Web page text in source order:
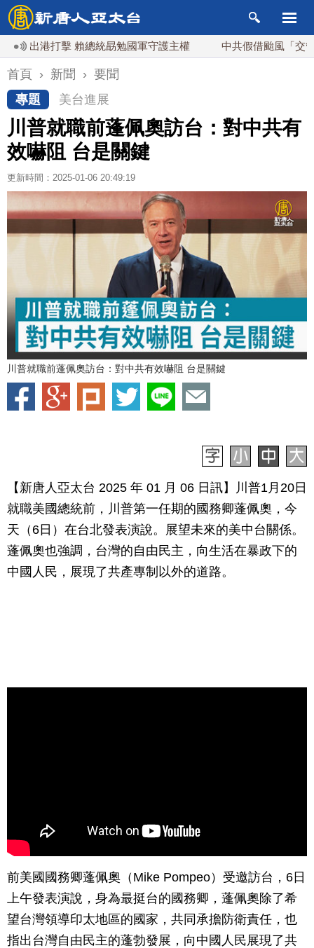
港打擊 賴總統勗勉國軍守護主權 中共假借颱風「交管」台
首頁 › 新聞 › 要聞
專題
美台進展
川普就職前蓬佩奧訪台：對中共有
效嚇阻 台是關鍵
更新時間：2025-01-06 20:49:19
川普就職前蓬佩奧訪台：對中共有效嚇阻 台是關鍵
【新唐人亞太台 2025 年 01 月 06 日訊】川普1月20日
就職美國總統前，川普第一任期的國務卿蓬佩奧，今
天（6日）在台北發表演說。展望未來的美中台關係。
蓬佩奧也強調，台灣的自由民主，向生活在暴政下的
中國人民，展現了共產專制以外的道路。
前美國國務卿蓬佩奧（Mike Pompeo）受邀訪台，6日
上午發表演說，身為最挺台的國務卿，蓬佩奧除了希
望台灣領導印太地區的國家，共同承擔防衛責任，也
指出台灣自由民主的蓬勃發展，向中國人民展現了共